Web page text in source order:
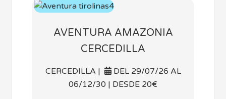
AVENTURA AMAZONIA
CERCEDILLA
CERCEDILLA |
DEL 29/07/26 AL
06/12/30 | DESDE 20€